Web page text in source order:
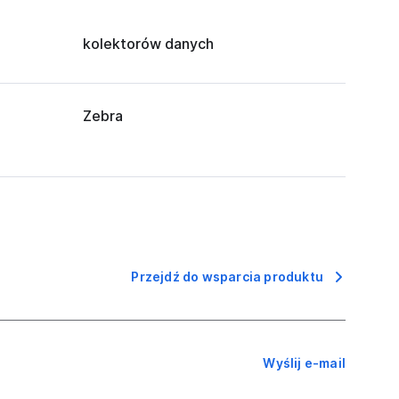
kolektorów danych
Zebra
Przejdź do wsparcia produktu
Wyślij e-mail